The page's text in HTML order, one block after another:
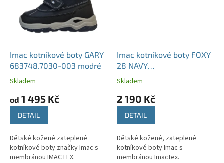
Imac kotníkové boty GARY
683748.7030-003 modré
Skladem
od 1 495 Kč
DETAIL
Dětské kožené zateplené
kotníkové boty značky Imac s
membránou IMACTEX.
Imac kotníkové boty FOXY
28 NAVY
482128.7030.010-023
Skladem
2 190 Kč
DETAIL
Dětské kožené, zateplené
kotníkové boty Imac s
membránou Imactex.